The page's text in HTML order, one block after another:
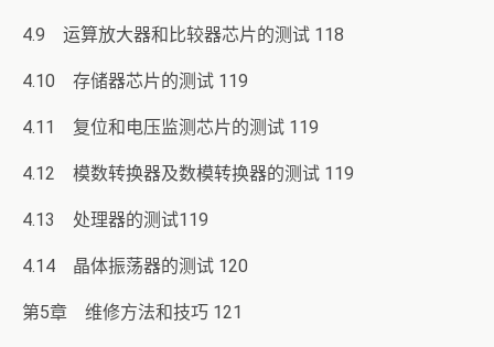
4.9 运算放大器和比较器芯片的测试 118
4.10 存储器芯片的测试 119
4.11 复位和电压监测芯片的测试 119
4.12 模数转换器及数模转换器的测试 119
4.13 处理器的测试119
4.14 晶体振荡器的测试 120
第5章 维修方法和技巧 121